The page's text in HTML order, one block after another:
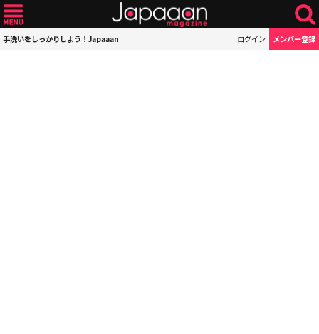
手洗いをしっかりしよう！Japaaan ログイン メンバー登録